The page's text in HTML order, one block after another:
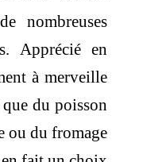
nombreuses
Apprécié en
à merveille
du poisson
ou du fromage